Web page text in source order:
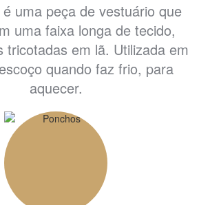
uma peça de vestuário que
uma faixa longa de tecido,
tricotadas em lã. Utilizada em
quando faz frio, para
aquecer.